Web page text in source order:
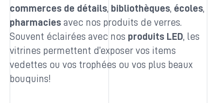
commerces de détails, bibliothèques, écoles,
pharmacies avec nos produits de verres.
Souvent éclairées avec nos produits LED, les
vitrines permettent d’exposer vos items
vedettes ou vos trophées ou vos plus beaux
bouquins!